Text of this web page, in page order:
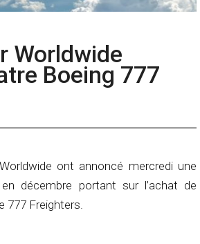
Worldwide
Boeing 777
ont annoncé mercredi une
décembre portant sur l’achat de
777 Freighters.